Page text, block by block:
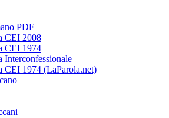
PDF
CEI 2008
CEI 1974
Interconfessionale
CEI 1974 (LaParola.net)